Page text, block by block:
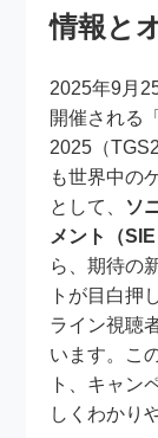
情報と
2025年9月
開催される
2025（
も世界中の
として、 ソ
メント（
ら、期待の
トが目白押
ライン視聴
います。こ
ト、キャン
しくわかり